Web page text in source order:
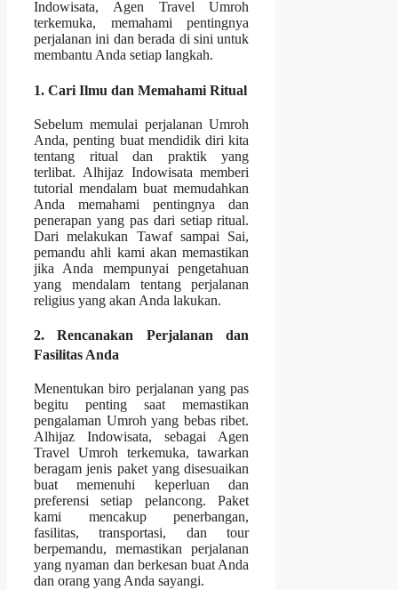
Indowisata, Agen Travel Umroh
terkemuka, memahami pentingnya
perjalanan ini dan berada di sini untuk
membantu Anda setiap langkah.
1. Cari Ilmu dan Memahami Ritual
Sebelum memulai perjalanan Umroh
Anda, penting buat mendidik diri kita
tentang ritual dan praktik yang
terlibat. Alhijaz Indowisata memberi
tutorial mendalam buat memudahkan
Anda memahami pentingnya dan
penerapan yang pas dari setiap ritual.
Dari melakukan Tawaf sampai Sai,
pemandu ahli kami akan memastikan
jika Anda mempunyai pengetahuan
yang mendalam tentang perjalanan
religius yang akan Anda lakukan.
2. Rencanakan Perjalanan dan
Fasilitas Anda
Menentukan biro perjalanan yang pas
begitu penting saat memastikan
pengalaman Umroh yang bebas ribet.
Alhijaz Indowisata, sebagai Agen
Travel Umroh terkemuka, tawarkan
beragam jenis paket yang disesuaikan
buat memenuhi keperluan dan
preferensi setiap pelancong. Paket
kami mencakup penerbangan,
fasilitas, transportasi, dan tour
berpemandu, memastikan perjalanan
yang nyaman dan berkesan buat Anda
dan orang yang Anda sayangi.